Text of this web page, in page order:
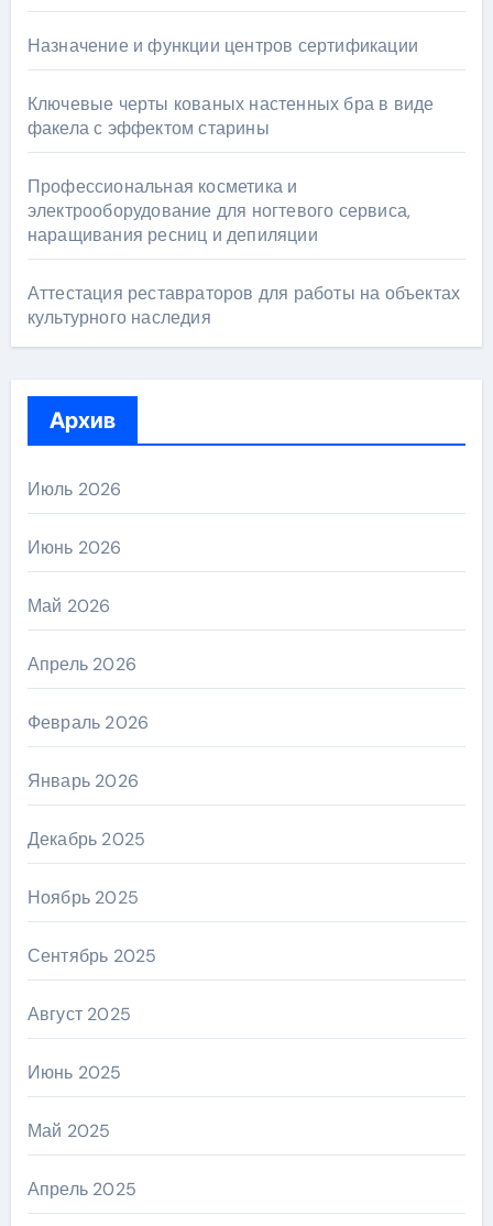
Назначение и функции центров сертификации
Ключевые черты кованых настенных бра в виде
факела с эффектом старины
Профессиональная косметика и
электрооборудование для ногтевого сервиса,
наращивания ресниц и депиляции
Аттестация реставраторов для работы на объектах
культурного наследия
Архив
Июль 2026
Июнь 2026
Май 2026
Апрель 2026
Февраль 2026
Январь 2026
Декабрь 2025
Ноябрь 2025
Сентябрь 2025
Август 2025
Июнь 2025
Май 2025
Апрель 2025